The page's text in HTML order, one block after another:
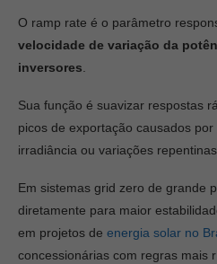
O ramp rate é o parâmetro
velocidade de variação da
inversores
Sua função é suavizar respostas
picos de exportação causados
irradiância ou variações
Em sistemas grid zero de grande
diretamente para maior
em projetos de energia solar no
concessionárias com regras mais